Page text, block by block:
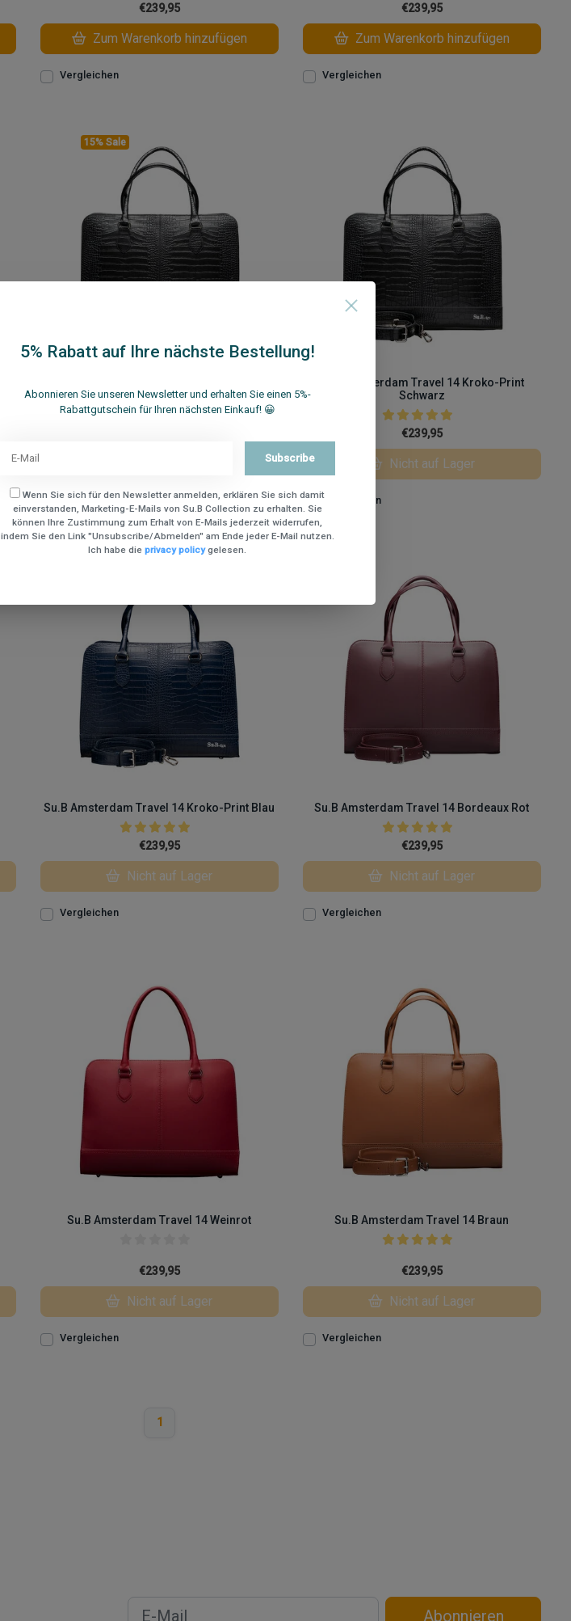
€239,95
Zum Warenkorb hinzufügen
Vergleichen
€239,95
Zum Warenkorb hinzufügen
Vergleichen
15% Sale
Schwarz
Vergleichen
Su.B Amsterdam Travel 14 Kroko-Print
Schwarz
€239,95
Nicht auf Lager
Vergleichen
Su.B Amsterdam Travel 14 Kroko-Print Blau
€239,95
Nicht auf Lager
Vergleichen
Su.B Amsterdam Travel 14 Bordeaux Rot
€239,95
Nicht auf Lager
Vergleichen
Su.B Amsterdam Travel 14 Weinrot
€239,95
Nicht auf Lager
Vergleichen
Su.B Amsterdam Travel 14 Braun
€239,95
Nicht auf Lager
Vergleichen
1
Abonnieren
5% Rabatt auf Ihre nächste Bestellung!
Abonnieren Sie unseren Newsletter und erhalten Sie einen 5%-
Rabattgutschein für Ihren nächsten Einkauf! 😀
Subscribe
Wenn Sie sich für den Newsletter anmelden, erklären Sie sich damit
einverstanden, Marketing-E-Mails von Su.B Collection zu erhalten. Sie
können Ihre Zustimmung zum Erhalt von E-Mails jederzeit widerrufen,
indem Sie den Link "Unsubscribe/Abmelden" am Ende jeder E-Mail nutzen.
Ich habe die privacy policy gelesen.